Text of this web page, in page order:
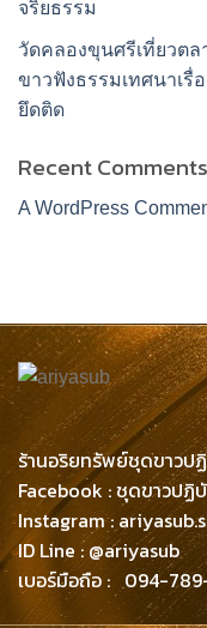
จริยธรรม
วัดคลองขุนศรีเที่ยวต
ขาวฟังธรรมเทศนาเรื่
ยึดติด
Recent Comments
A WordPress
ร้านอริยทรัพย์ชุดขาวป
Facebook : ชุดขาวป
Instagram :
ID Line : @ariyasub
เบอร์มือถือ :094-